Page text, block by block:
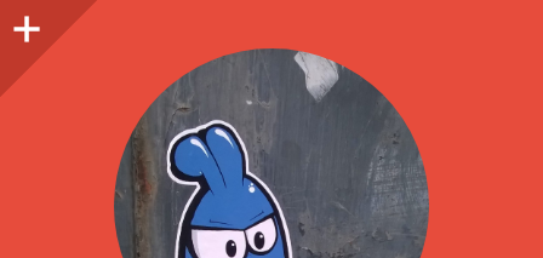
O
p
e
n
i
d
e
b
a
Seitenleiste